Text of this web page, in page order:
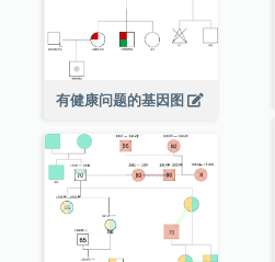
有健康问题的基因图